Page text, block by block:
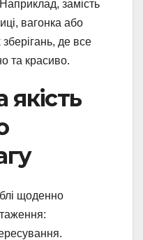
замість
вагонка або
де все
та красиво.
якість
щоденно